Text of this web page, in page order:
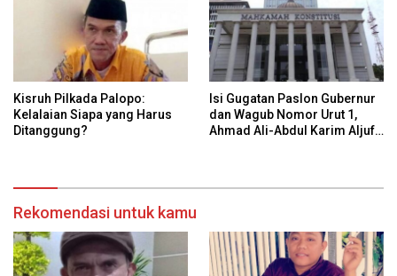
Kisruh Pilkada Palopo:
Kelalaian Siapa yang Harus
Ditanggung?
Isi Gugatan Paslon Gubernur
dan Wagub Nomor Urut 1,
Ahmad Ali-Abdul Karim Aljufri
Rekomendasi untuk kamu